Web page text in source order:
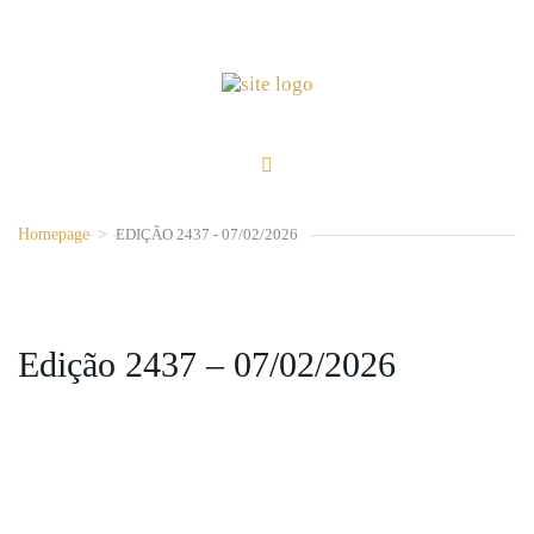
Homepage > EDIÇÃO 2437 - 07/02/2026
Edição 2437 – 07/02/2026